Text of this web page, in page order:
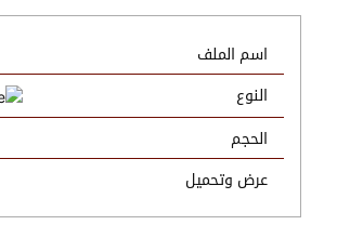
اسم الملف
النوع
الحجم
عرض وتحميل